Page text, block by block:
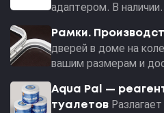
адаптером. В наличии.
Рамки.
дверей в доме на
вашим размерам и
Aqua Pal —
туалетов